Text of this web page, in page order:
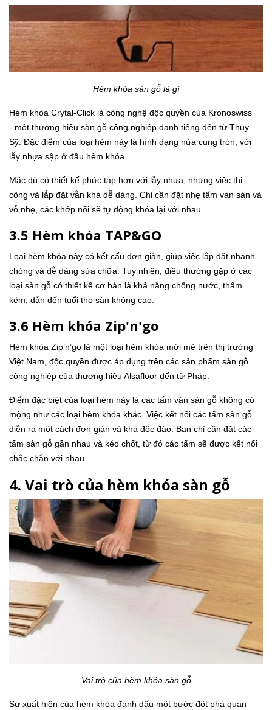
Hèm khóa sàn gỗ là gì
Hèm khóa Crytal-Click là công nghệ độc quyền của Kronoswiss
- một thương hiệu sàn gỗ công nghiệp danh tiếng đến từ Thụy
Sỹ. Đặc điểm của loại hèm này là hình dạng nửa cung tròn, với
lẫy nhựa sập ở đầu hèm khóa.
Mặc dù có thiết kế phức tạp hơn với lẫy nhựa, nhưng việc thi
công và lắp đặt vẫn khá dễ dàng. Chỉ cần đặt nhẹ tấm ván sàn và
vỗ nhẹ, các khớp nối sẽ tự động khóa lại với nhau.
3.5 Hèm khóa TAP&GO
Loại hèm khóa này có kết cấu đơn giản, giúp việc lắp đặt nhanh
chóng và dễ dàng sửa chữa. Tuy nhiên, điều thường gặp ở các
loại sàn gỗ có thiết kế cơ bản là khả năng chống nước, thấm
kém, dẫn đến tuổi thọ sàn không cao.
3.6 Hèm khóa Zip'n'go
Hèm khóa Zip’n’go là một loại hèm khóa mới mẻ trên thị trường
Việt Nam, độc quyền được áp dụng trên các sản phẩm sàn gỗ
công nghiệp của thương hiệu Alsafloor đến từ Pháp.
Điểm đặc biệt của loại hèm này là các tấm ván sàn gỗ không có
mộng như các loại hèm khóa khác. Việc kết nối các tấm sàn gỗ
diễn ra một cách đơn giản và khá độc đáo. Bạn chỉ cần đặt các
tấm sàn gỗ gần nhau và kéo chốt, từ đó các tấm sẽ được kết nối
chắc chắn với nhau.
4. Vai trò của hèm khóa sàn gỗ
Vai trò của hèm khóa sàn gỗ
Sự xuất hiện của hèm khóa đánh dấu một bước đột phá quan